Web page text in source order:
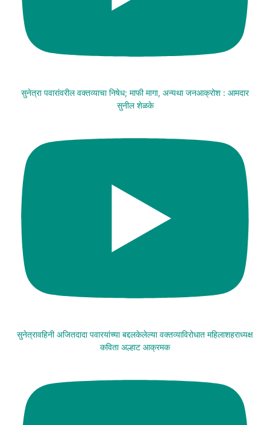
सुनेत्रा पवारांवरील वक्तव्याचा निषेध; माफी मागा, अन्यथा जनआक्रोश : आमदार
सुनील शेळके
सुनेत्रावहिनी अजितदादा पवारयांच्या बद्दलकेलेल्या वक्तव्याविरोधात महिलाशहराध्यक्ष
कविता अल्हाट आक्रमक